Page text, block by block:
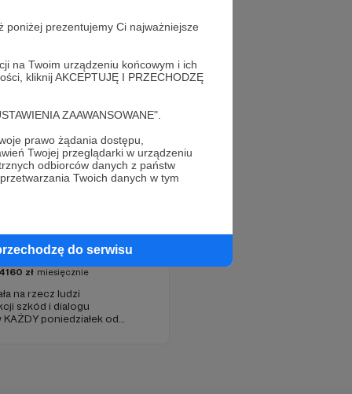
poniżej prezentujemy Ci najważniejsze
na Twoim urządzeniu końcowym i ich
kliknij AKCEPTUJĘ I PRZECHODZĘ
ZAAWANSOWANE".
prawo żądania dostępu,
Twojej przeglądarki w urządzeniu
odbiorców danych z państw
Twoich danych w tym
do serwisu
HERBATĘ
zł miesięcznie
na rzecz ludzi
szkód i dialogu
poniedziałek od